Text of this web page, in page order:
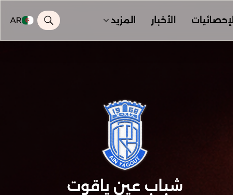
الإحصائيات الأخبار المزيد AR
شباب عين ياقوت